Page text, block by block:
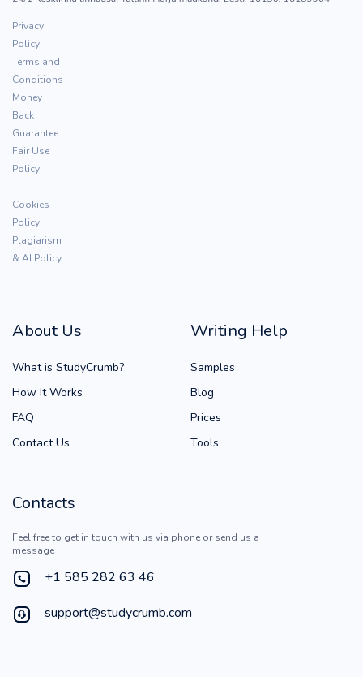
Privacy
Policy
Terms and
Conditions
Money
Back
Guarantee
Fair Use
Policy
Cookies
Policy
Plagiarism
& AI Policy
About Us
What is StudyCrumb?
How It Works
FAQ
Contact Us
Writing Help
Samples
Blog
Prices
Tools
Contacts
Feel free to get in touch with us via phone or send us a
message
+1 585 282 63 46
support@studycrumb.com